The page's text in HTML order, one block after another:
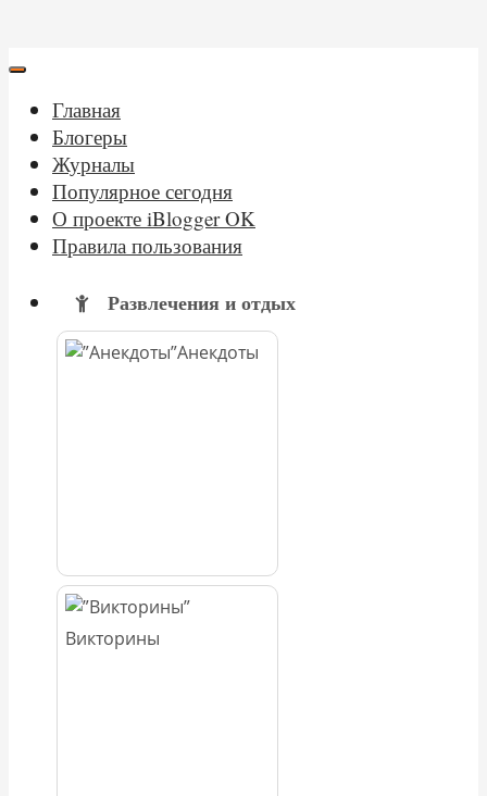
Главная
Блогеры
Журналы
Популярное сегодня
О проекте iBlogger OK
Правила пользования
Развлечения и отдых
Анекдоты
Викторины